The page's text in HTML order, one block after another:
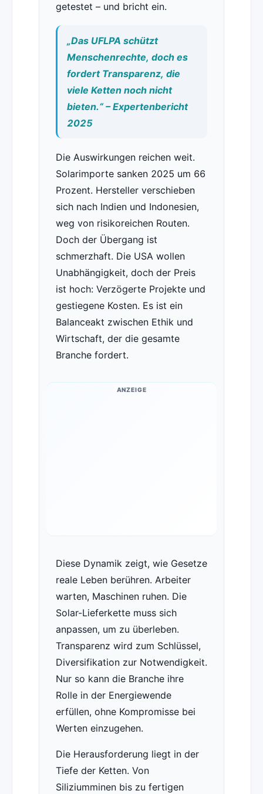
getestet – und bricht ein.
„Das UFLPA schützt
Menschenrechte, doch es
fordert Transparenz, die
viele Ketten noch nicht
bieten.“ – Expertenbericht
2025
Die Auswirkungen reichen weit.
Solarimporte sanken 2025 um 66
Prozent. Hersteller verschieben
sich nach Indien und Indonesien,
weg von risikoreichen Routen.
Doch der Übergang ist
schmerzhaft. Die USA wollen
Unabhängigkeit, doch der Preis
ist hoch: Verzögerte Projekte und
gestiegene Kosten. Es ist ein
Balanceakt zwischen Ethik und
Wirtschaft, der die gesamte
Branche fordert.
ANZEIGE
Diese Dynamik zeigt, wie Gesetze
reale Leben berühren. Arbeiter
warten, Maschinen ruhen. Die
Solar-Lieferkette muss sich
anpassen, um zu überleben.
Transparenz wird zum Schlüssel,
Diversifikation zur Notwendigkeit.
Nur so kann die Branche ihre
Rolle in der Energiewende
erfüllen, ohne Kompromisse bei
Werten einzugehen.
Die Herausforderung liegt in der
Tiefe der Ketten. Von
Siliziumminen bis zu fertigen